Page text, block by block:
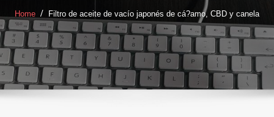
Home Filtro de aceite de vacío japonés de cá?amo, CBD y canela